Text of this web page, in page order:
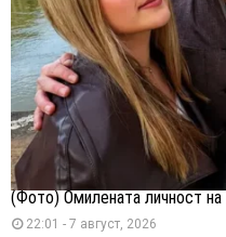
(Фото) Омилената личност
22:01 - 7 август, 2026